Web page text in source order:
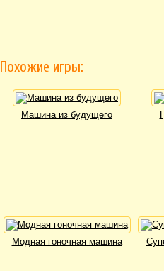
Похожие игры:
Машина из будущего
Модная гоночная машина